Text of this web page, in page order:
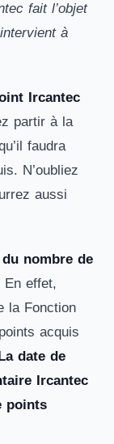
fait l’objet
à
Ircantec
partir à la
faudra
N’oubliez
aussi
nombre de
effet,
la Fonction
acquis
date de
Ircantec
points